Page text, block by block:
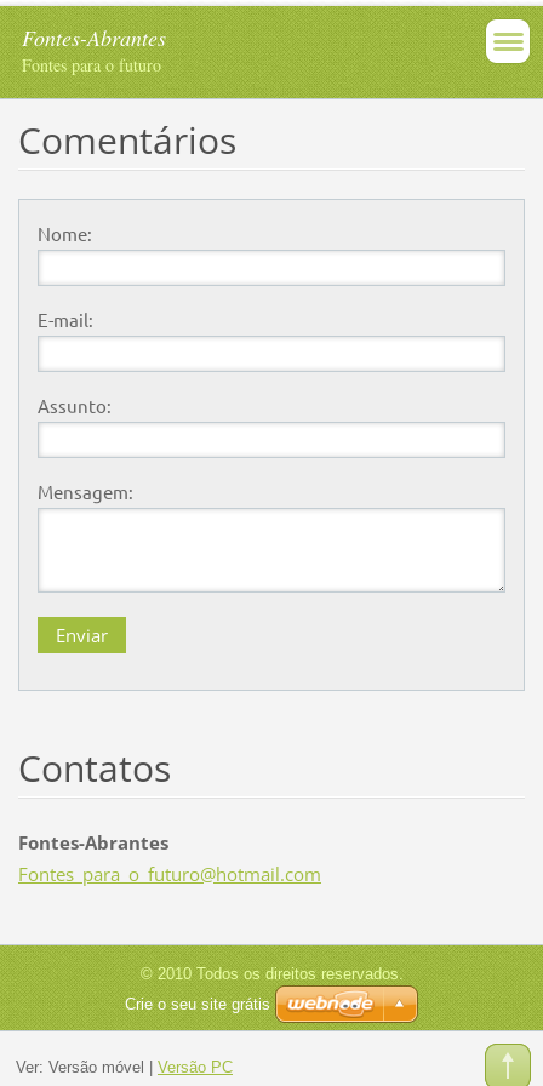
Fontes-Abrantes
Fontes para o futuro
Comentários
Nome:
E-mail:
Assunto:
Mensagem:
Contatos
Fontes-Abrantes
Fontes_para_o_futuro@hotmail.com
© 2010 Todos os direitos reservados.
Crie o seu site grátis
Ver: Versão móvel Versão PC